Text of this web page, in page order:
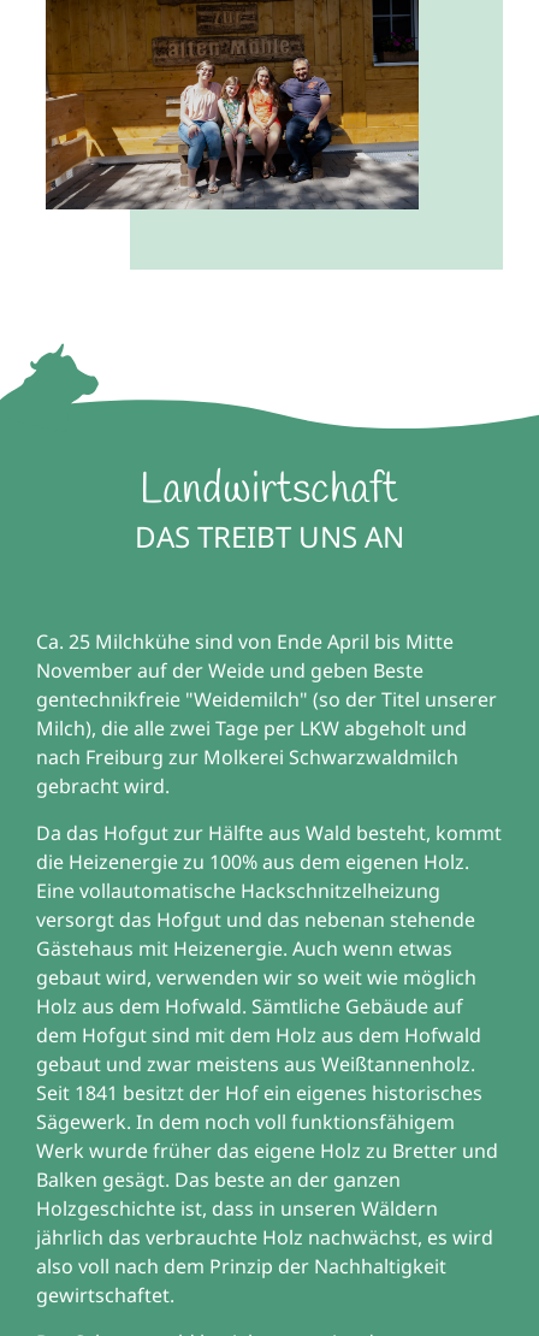
Landwirtschaft
DAS TREIBT UNS AN
Ca. 25 Milchkühe sind von Ende April bis Mitte
November auf der Weide und geben Beste
gentechnikfreie "Weidemilch" (so der Titel unserer
Milch), die alle zwei Tage per LKW abgeholt und
nach Freiburg zur Molkerei Schwarzwaldmilch
gebracht wird.
Da das Hofgut zur Hälfte aus Wald besteht, kommt
die Heizenergie zu 100% aus dem eigenen Holz.
Eine vollautomatische Hackschnitzelheizung
versorgt das Hofgut und das nebenan stehende
Gästehaus mit Heizenergie. Auch wenn etwas
gebaut wird, verwenden wir so weit wie möglich
Holz aus dem Hofwald. Sämtliche Gebäude auf
dem Hofgut sind mit dem Holz aus dem Hofwald
gebaut und zwar meistens aus Weißtannenholz.
Seit 1841 besitzt der Hof ein eigenes historisches
Sägewerk. In dem noch voll funktionsfähigem
Werk wurde früher das eigene Holz zu Bretter und
Balken gesägt. Das beste an der ganzen
Holzgeschichte ist, dass in unseren Wäldern
jährlich das verbrauchte Holz nachwächst, es wird
also voll nach dem Prinzip der Nachhaltigkeit
gewirtschaftet.